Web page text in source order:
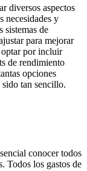
diversos aspectos
necesidades y
sistemas de
para mejorar
optar por incluir
de rendimiento
opciones
tan sencillo.
conocer todos
Todos los gastos de